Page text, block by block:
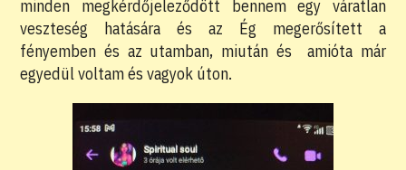
minden megkérdőjeleződött bennem egy váratlan
veszteség hatására és az Ég megerősített a
fényemben és az utamban, miután és amióta már
egyedül voltam és vagyok úton.